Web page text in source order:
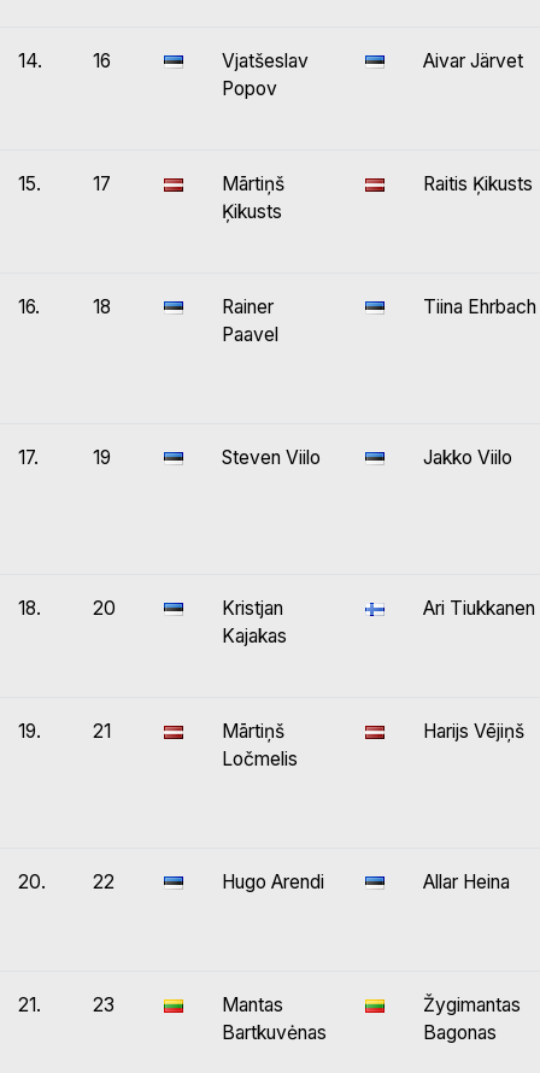
14. 16
Vjatšeslav
Popov
Aivar Järvet
15. 17
Mārtiņš
Ķikusts
Raitis Ķikusts
16. 18
Rainer
Paavel
Tiina Ehrbach
17. 19 Steven Viilo Jakko Viilo
18. 20
Kristjan
Kajakas
Ari Tiukkanen
19. 21
Mārtiņš
Ločmelis
Harijs Vējiņš
20. 22 Hugo Arendi Allar Heina
21. 23
Mantas
Bartkuvėnas
Žygimantas
Bagonas